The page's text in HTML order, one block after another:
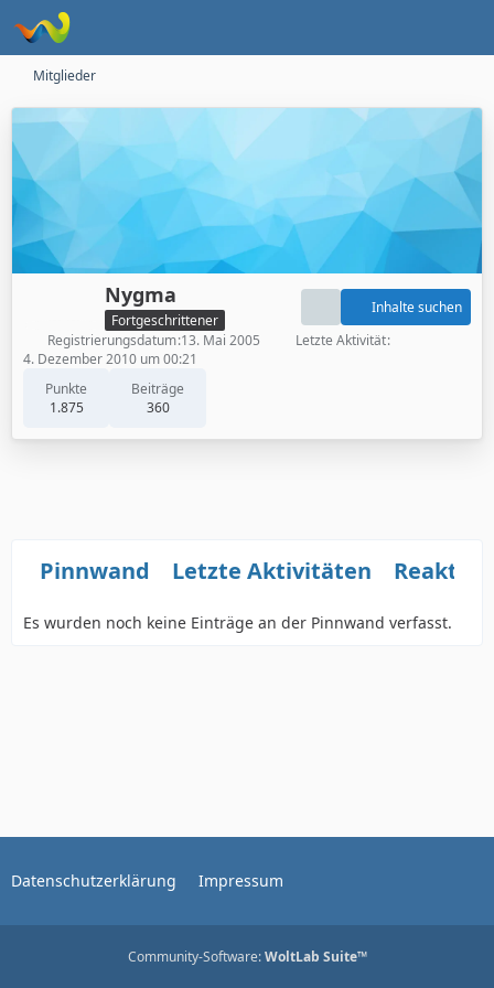
Mitglieder
Nygma
Fortgeschrittener
Punkte
1.875
Beiträge
360
Inhalte suchen
Registrierungsdatum 13. Mai 2005
Letzte Aktivität
4. Dezember 2010 um 00:21
Pinnwand Letzte Aktivitäten
Es wurden noch keine Einträge an der Pinnwand verfasst.
Datenschutzerklärung Impressum
Community-Software:WoltLab Suite™